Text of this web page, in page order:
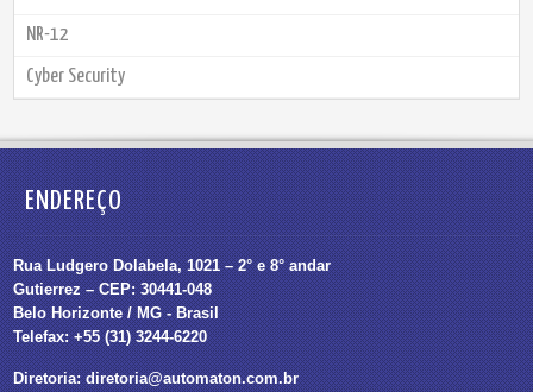
NR-12
Cyber Security
ENDEREÇO
Rua Ludgero Dolabela, 1021 – 2° e 8° andar
Gutierrez – CEP: 30441-048
Belo Horizonte / MG - Brasil
Telefax: +55 (31) 3244-6220
Diretoria:diretoria@automaton.com.br